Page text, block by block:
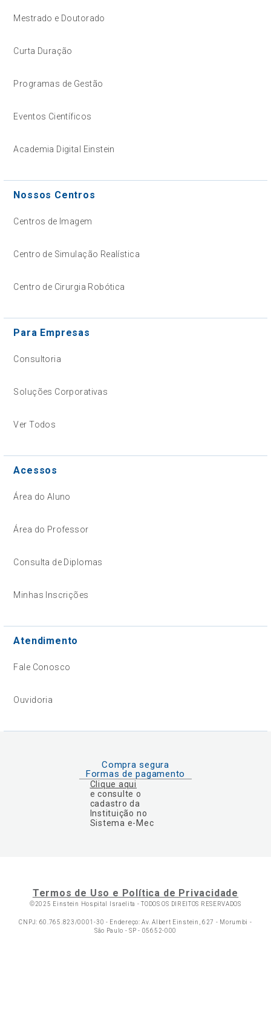
Mestrado e Doutorado
Curta Duração
Programas de Gestão
Eventos Científicos
Academia Digital Einstein
Nossos Centros
Centros de Imagem
Centro de Simulação Realística
Centro de Cirurgia Robótica
Para Empresas
Consultoria
Soluções Corporativas
Ver Todos
Acessos
Área do Aluno
Área do Professor
Consulta de Diplomas
Minhas Inscrições
Atendimento
Fale Conosco
Ouvidoria
Compra segura
Formas de pagamento
Clique aqui
e consulte o
cadastro da
Instituição no
Sistema e-Mec
Termos de Uso e Política de Privacidade
©2025 Einstein Hospital Israelita -TODOS OS DIREITOS RESERVADOS
CNPJ: 60.765.823/0001-30 - Endereço: Av. Albert Einstein, 627 - Morumbi -
São Paulo - SP - 05652-000